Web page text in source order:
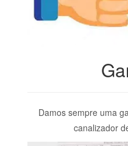
Damos sempre uma
canalizador